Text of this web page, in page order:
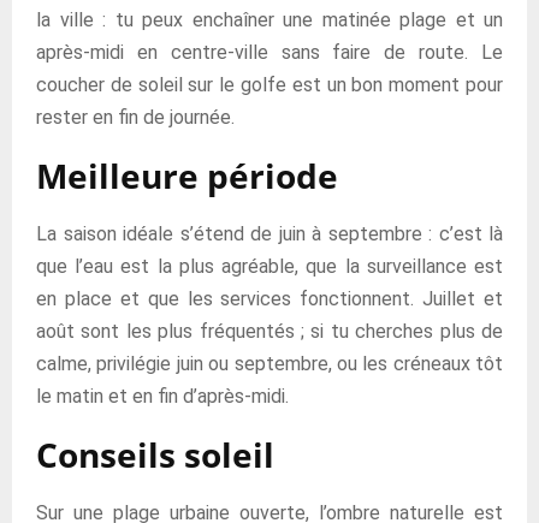
la ville : tu peux enchaîner une matinée plage et un
après-midi en centre-ville sans faire de route. Le
coucher de soleil sur le golfe est un bon moment pour
rester en fin de journée.
Meilleure période
La saison idéale s’étend de juin à septembre : c’est là
que l’eau est la plus agréable, que la surveillance est
en place et que les services fonctionnent. Juillet et
août sont les plus fréquentés ; si tu cherches plus de
calme, privilégie juin ou septembre, ou les créneaux tôt
le matin et en fin d’après-midi.
Conseils soleil
Sur une plage urbaine ouverte, l’ombre naturelle est